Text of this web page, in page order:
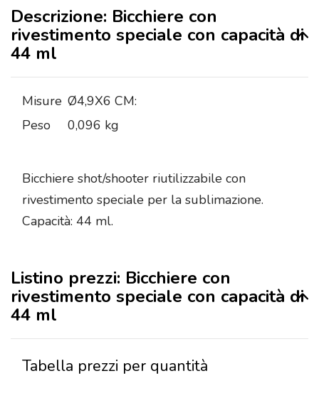
Descrizione: Bicchiere con
rivestimento speciale con capacità di
44 ml
Misure Ø4,9X6 CM:
Peso
0,096 kg
Bicchiere shot/shooter riutilizzabile con
rivestimento speciale per la sublimazione.
Capacità: 44 ml.
Listino prezzi: Bicchiere con
rivestimento speciale con capacità di
44 ml
Tabella prezzi per quantità